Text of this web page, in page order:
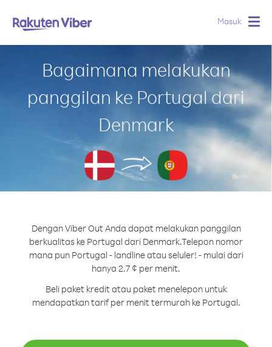
Masuk
Bagaimana melakukan
panggilan ke Portugal dari
Denmark
Dengan Viber Out Anda dapat melakukan panggilan
berkualitas ke Portugal dari Denmark.Telepon nomor
mana pun Portugal - landline atau seluler! - mulai dari
hanya 2.7 ¢ per menit.
Beli paket kredit atau paket menelepon untuk
mendapatkan tarif per menit termurah ke Portugal.